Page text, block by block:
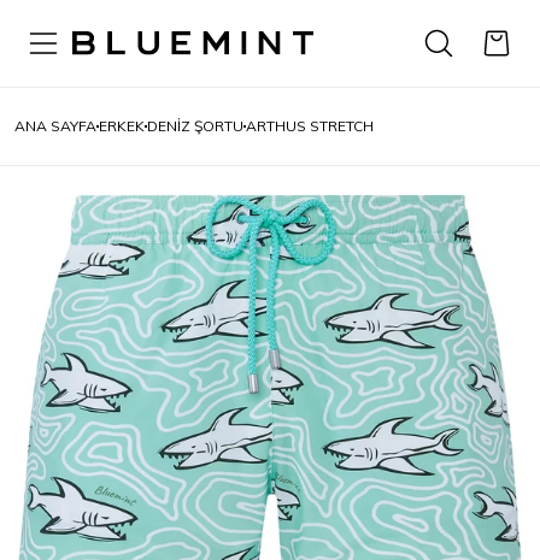
ANA SAYFA ERKEK DENIZ ŞORTU ARTHUS STRETCH